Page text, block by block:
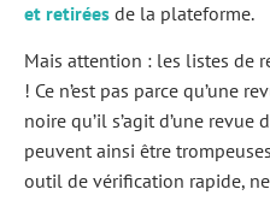
et retirées de la plateforme.
Mais attention : les listes de
! Ce n’est pas parce qu’une
noire qu’il s’agit d’une
peuvent ainsi être
outil de vérification rapide,